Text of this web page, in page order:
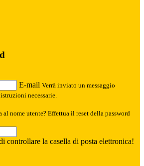
E-mail Verrà inviato un messaggio
necessarie.
al nome utente? Effettua il reset della password
controllare la casella di posta elettronica!